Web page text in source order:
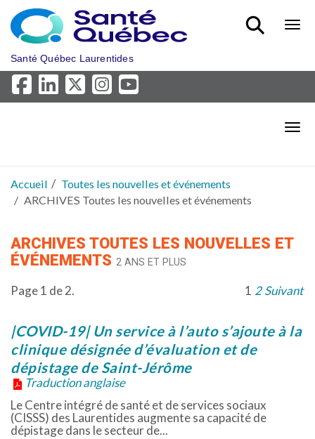
Aller au menu principal
Santé Québec Laurentides
Accueil
Toutes les nouvelles et événements
ARCHIVES Toutes les nouvelles et événements
ARCHIVES TOUTES LES NOUVELLES ET
ÉVÉNEMENTS 2 ANS ET PLUS
Page 1 de 2. 1 2 Suivant
|COVID-19| Un service à l’auto s’ajoute à la
clinique désignée d’évaluation et de
dépistage de Saint-Jérôme
Traduction anglaise
Le Centre intégré de santé et de services sociaux
(CISSS) des Laurentides augmente sa capacité de
dépistage dans le secteur de...